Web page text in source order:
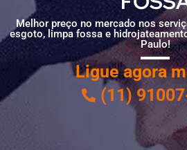
Melhor preço no mercado nos
esgoto, limpa fossa e
Paulo!
Ligue agora
(11)